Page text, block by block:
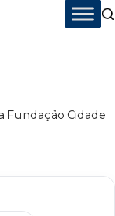
Fundação Cidade